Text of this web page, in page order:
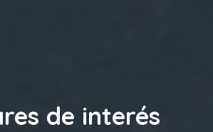
de interés